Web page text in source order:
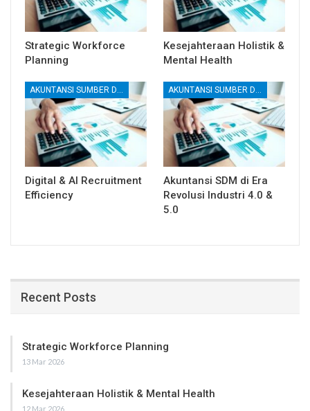
Strategic Workforce
Planning
Kesejahteraan Holistik &
Mental Health
AKUNTANSI SUMBER DAYA MANUSIA (SDM)
Digital & AI Recruitment
Efficiency
AKUNTANSI SUMBER DAYA MANUSIA (SDM)
Akuntansi SDM di Era
Revolusi Industri 4.0 &
5.0
Recent Posts
Strategic Workforce Planning
13 Mar 2026
Kesejahteraan Holistik & Mental Health
12 Mar 2026